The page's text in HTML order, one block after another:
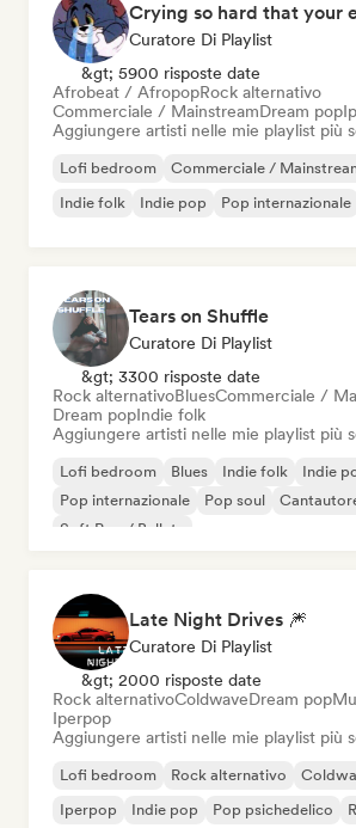
Crying so hard that your
Curatore Di Playlist
&gt; 5900 risposte date
Afrobeat / AfropopRock alternativo
Commerciale / MainstreamDream pop
Aggiungere artisti nelle mie playlist più
Lofi bedroom Commerciale /
Indie folk
Indie pop Pop internazionale
Tears on Shuffle
Curatore Di Playlist
&gt; 3300 risposte date
Rock alternativoBluesCommerciale /
Dream popIndie folk
Aggiungere artisti nelle mie playlist più
Lofi bedroom Blues Indie folk
Indie
Pop internazionale
Pop soul
Soft Pop / Ballata
Late Night Drives 🎆
Curatore Di Playlist
&gt; 2000 risposte date
Rock alternativoColdwaveDream pop
Iperpop
Aggiungere artisti nelle mie playlist più
Lofi bedroom Rock alternativo
Iperpop
Indie pop Pop psichedelico